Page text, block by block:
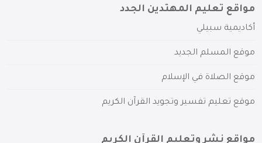
مواقع تعليم المهتدين الجدد
أكاديمية سبيلي
موقع المسلم الجديد
موقع الصلاة في الإسلام
موقع تعليم تفسير وتجويد القرآن الكريم
مواقع نشر وتعليم القرآن الكريم